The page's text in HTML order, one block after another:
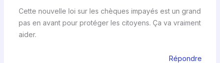
Cette nouvelle loi sur les chèques impayés est un grand
pas en avant pour protéger les citoyens. Ça va vraiment
aider.
Répondre